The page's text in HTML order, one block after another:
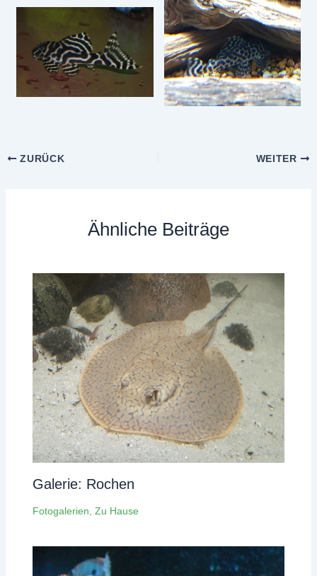
ZURÜCK WEITER
Ähnliche Beiträge
Galerie: Rochen
Fotogalerien Zu Hause